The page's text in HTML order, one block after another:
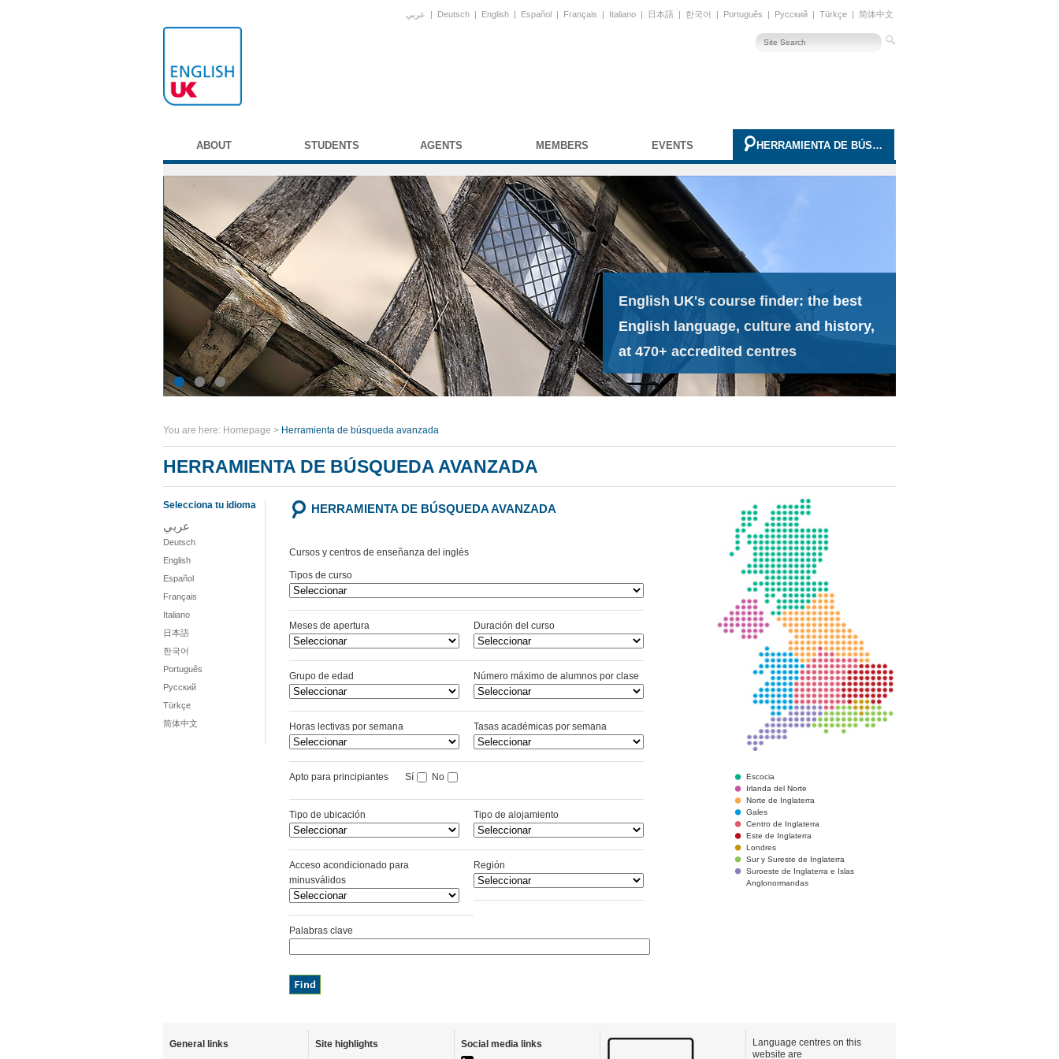
عربي | Deutsch | English | Español | Français | Italiano | 日本語 | 한국어 | Português | Русский | Türkçe | 简体中文
ABOUT STUDENTS AGENTS MEMBERS EVENTS HERRAMIENTA DE BÚSQUEDA AVANZADA
English UK's course finder: the best
English language, culture and history,
at 470+ accredited centres
You are here: Homepage > Herramienta de búsqueda avanzada
HERRAMIENTA DE BÚSQUEDA AVANZADA
Selecciona tu idioma
عربي
Deutsch
English
Español
Français
Italiano
日本語
한국어
Português
Русский
Türkçe
简体中文
HERRAMIENTA DE BÚSQUEDA AVANZADA
Cursos y centros de enseñanza del inglés
Tipos de curso
Meses de apertura Duración del curso
Grupo de edad Número máximo de alumnos por clase
Horas lectivas por semana Tasas académicas por semana
Apto para principiantes Sí No
Tipo de ubicación Tipo de alojamiento
Acceso acondicionado para
minusválidos
Región
Palabras clave
Escocia
Irlanda del Norte
Norte de Inglaterra
Gales
Centro de Inglaterra
Este de Inglaterra
Londres
Sur y Sureste de Inglaterra
Suroeste de Inglaterra e Islas
Anglonormandas
General links
Site highlights
Social media links
Language centres on this
website are